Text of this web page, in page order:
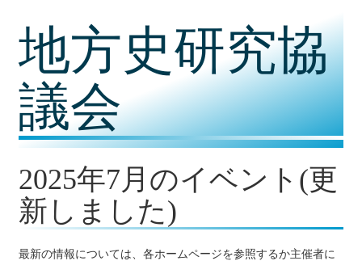
地方史研究協
議会
2025年7月のイベント(更
新しました)
最新の情報については、各ホームページを参照するか主催者に